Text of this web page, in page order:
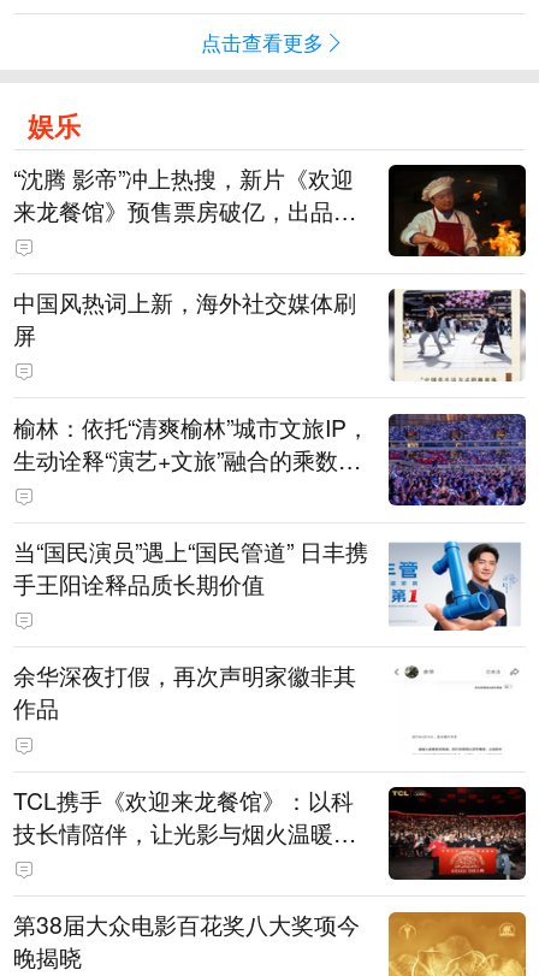
点击查看更多
娱乐
“沈腾 影帝”冲上热搜，新片《欢迎
来龙餐馆》预售票房破亿，出品方
股价大涨！沈腾主演电影票房已破4
15亿元
中国风热词上新，海外社交媒体刷
屏
榆林：依托“清爽榆林”城市文旅IP，
生动诠释“演艺+文旅”融合的乘数效
应
当“国民演员”遇上“国民管道” 日丰携
手王阳诠释品质长期价值
余华深夜打假，再次声明家徽非其
作品
TCL携手《欢迎来龙餐馆》：以科
技长情陪伴，让光影与烟火温暖生
活
第38届大众电影百花奖八大奖项今
晚揭晓